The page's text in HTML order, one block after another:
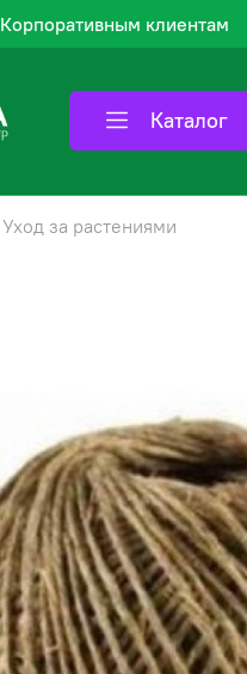
Корпоративным клиентам
Каталог
Уход за растениями